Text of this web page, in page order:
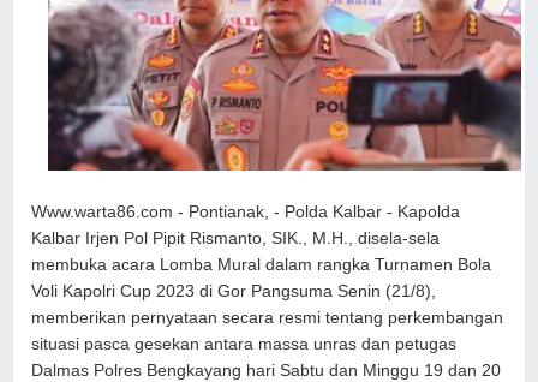
Www.warta86.com - Pontianak, - Polda Kalbar - Kapolda
Kalbar Irjen Pol Pipit Rismanto, SIK., M.H., disela-sela
membuka acara Lomba Mural dalam rangka Turnamen Bola
Voli Kapolri Cup 2023 di Gor Pangsuma Senin (21/8),
memberikan pernyataan secara resmi tentang perkembangan
situasi pasca gesekan antara massa unras dan petugas
Dalmas Polres Bengkayang hari Sabtu dan Minggu 19 dan 20